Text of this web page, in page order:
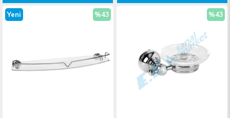
%43
Yeni
%43